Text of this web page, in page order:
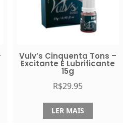
Vulv’s Cinquenta Tons –
Excitante E Lubrificante
15g
R$29.95
LER MAIS